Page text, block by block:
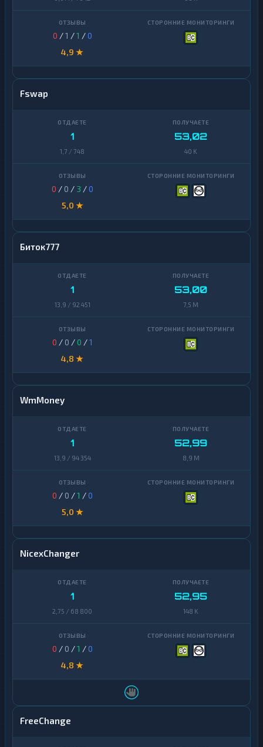
0 /1 /1 /0
4,9 ★
Fswap
1
1,7 / 748
53,02
40 K
0 / 0 / 3 /0
5,0 ★
Биток777
1
13,9 / 92 451
53,00
7,5 M
0 / 0 /0 /1
4,8 ★
WmMoney
1
13,9 / 94 354
52,99
8,9 M
0 / 0 /1 /0
5,0 ★
NicexChanger
1
2,75 / 68 800
52,95
148 K
0 / 0 /1 /0
4,8 ★
FreeChange